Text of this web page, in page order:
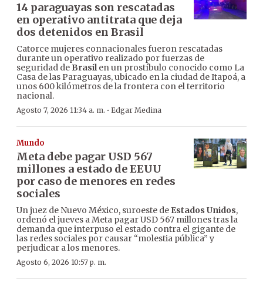
14 paraguayas son rescatadas
en operativo antitrata que deja
dos detenidos en Brasil
Catorce mujeres connacionales fueron rescatadas
durante un operativo realizado por fuerzas de
seguridad de Brasilen un prostíbulo conocido como La
Casa de las Paraguayas, ubicado en la ciudad de Itapoá, a
unos 600 kilómetros de la frontera con el territorio
nacional.
Agosto 7, 2026 11:34 a. m. · Edgar Medina
Mundo
Meta debe pagar USD 567
millones a estado de EEUU
por caso de menores en redes
sociales
Un juez de Nuevo México, suroeste de Estados Unidos,
ordenó el jueves a Meta pagar USD 567 millones tras la
demanda que interpuso el estado contra el gigante de
las redes sociales por causar “molestia pública” y
perjudicar a los menores.
Agosto 6, 2026 10:57 p. m.